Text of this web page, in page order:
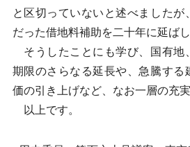
と区切っていないと述べましたが
だった借地料補助を二十年に延ばし
そうしたことにも学び、国有地
期限のさらなる延長や、急騰する
価の引き上げなど、なお一層の充
以上です。